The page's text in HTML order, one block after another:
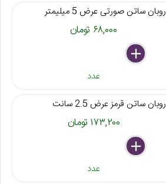
روبان ساتن صورتی عرض 5 میلیمتر
۶۸,۰۰۰ تومان
delete
remove
add
عدد
روبان ساتن قرمز عرض 2.5 سانت
۱۷۳,۲۰۰ تومان
delete
remove
add
عدد